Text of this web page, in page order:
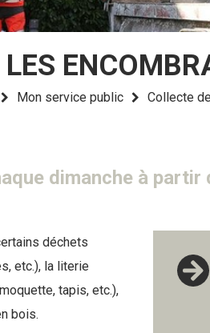
LES
Mon service public Collecte
dimanche à
déchets
etc.), la literie
tapis, etc.),
bois.